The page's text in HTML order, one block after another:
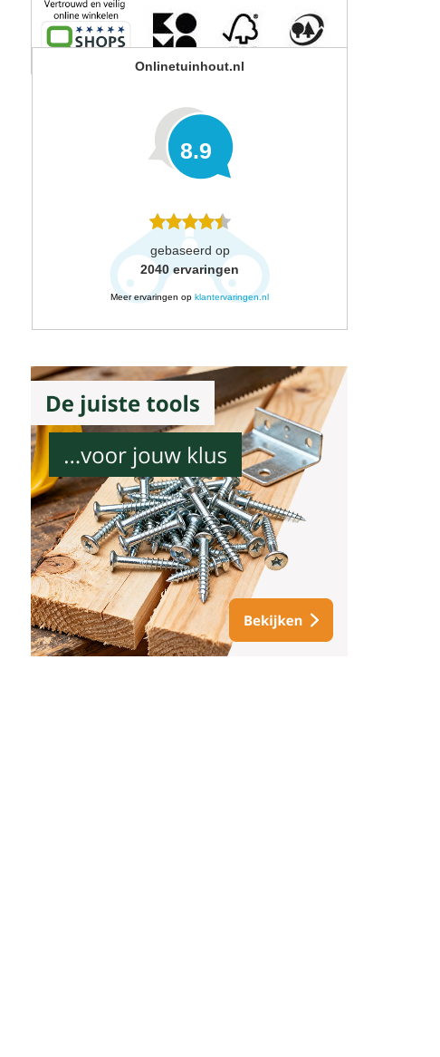
Onlinetuinhout.nl
8.9
gebaseerd op
2040 ervaringen
Meer ervaringen op klantervaringen.nl